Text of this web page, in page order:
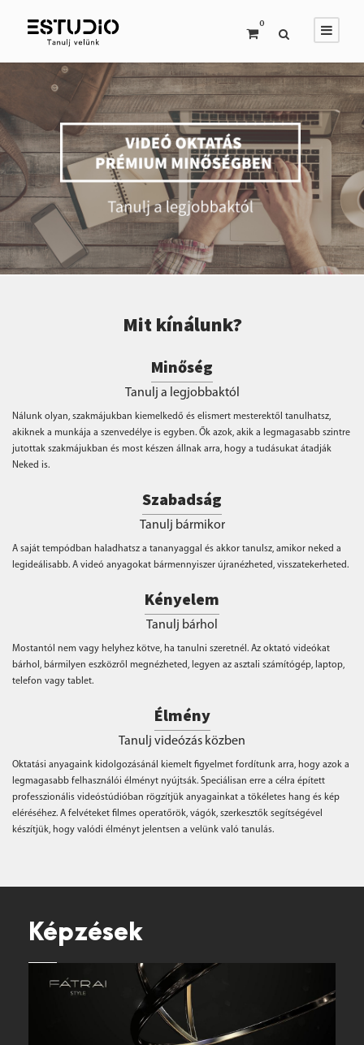
0
Mit kínálunk?
Minőség
Tanulj a legjobbaktól
Nálunk olyan, szakmájukban kiemelkedő és elismert mesterektől tanulhatsz,
akiknek a munkája a szenvedélye is egyben. Ők azok, akik a legmagasabb szintre
jutottak szakmájukban és most készen állnak arra, hogy a tudásukat átadják
Neked is.
Szabadság
Tanulj bármikor
A saját tempódban haladhatsz a tananyaggal és akkor tanulsz, amikor neked a
legideálisabb. A videó anyagokat bármennyiszer újranézheted, visszatekerheted.
Kényelem
Tanulj bárhol
Mostantól nem vagy helyhez kötve, ha tanulni szeretnél. Az oktató videókat
bárhol, bármilyen eszközről megnézheted, legyen az asztali számítógép, laptop,
telefon vagy tablet.
Élmény
Tanulj videózás közben
Oktatási anyagaink kidolgozásánál kiemelt figyelmet fordítunk arra, hogy azok a
legmagasabb felhasználói élményt nyújtsák. Speciálisan erre a célra épített
professzionális videóstúdióban rögzítjük anyagainkat a tökéletes hang és kép
eléréséhez. A felvéteket filmes operatőrök, vágók, szerkesztők segítségével
készítjük, hogy valódi élményt jelentsen a velünk való tanulás.
Képzések